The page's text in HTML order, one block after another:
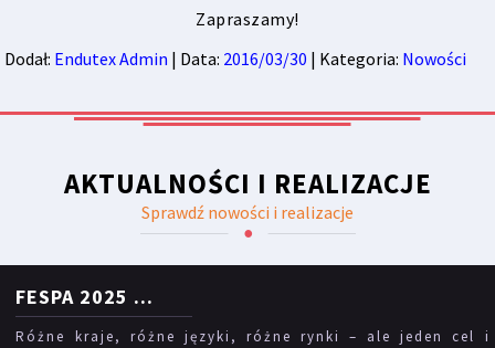
Zapraszamy!
Dodał: Endutex Admin | Data: 2016/03/30 | Kategoria: Nowości
AKTUALNOŚCI I REALIZACJE
Sprawdź nowości i realizacje
FESPA 2025 ...
Różne kraje, różne języki, różne rynki – ale jeden cel i